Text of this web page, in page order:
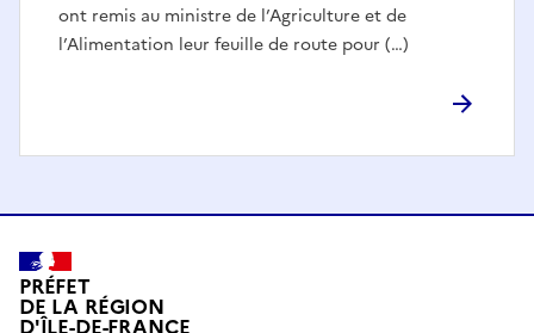
ont remis au ministre de l’Agriculture et de
l’Alimentation leur feuille de route pour (…)
PRÉFET
DE LA RÉGION